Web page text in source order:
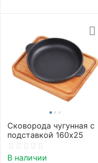
Сковорода чугунная с
подставкой 160х25
В наличии